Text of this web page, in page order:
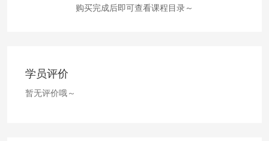
购买完成后即可查看课程目录～
学员评价
暂无评价哦～